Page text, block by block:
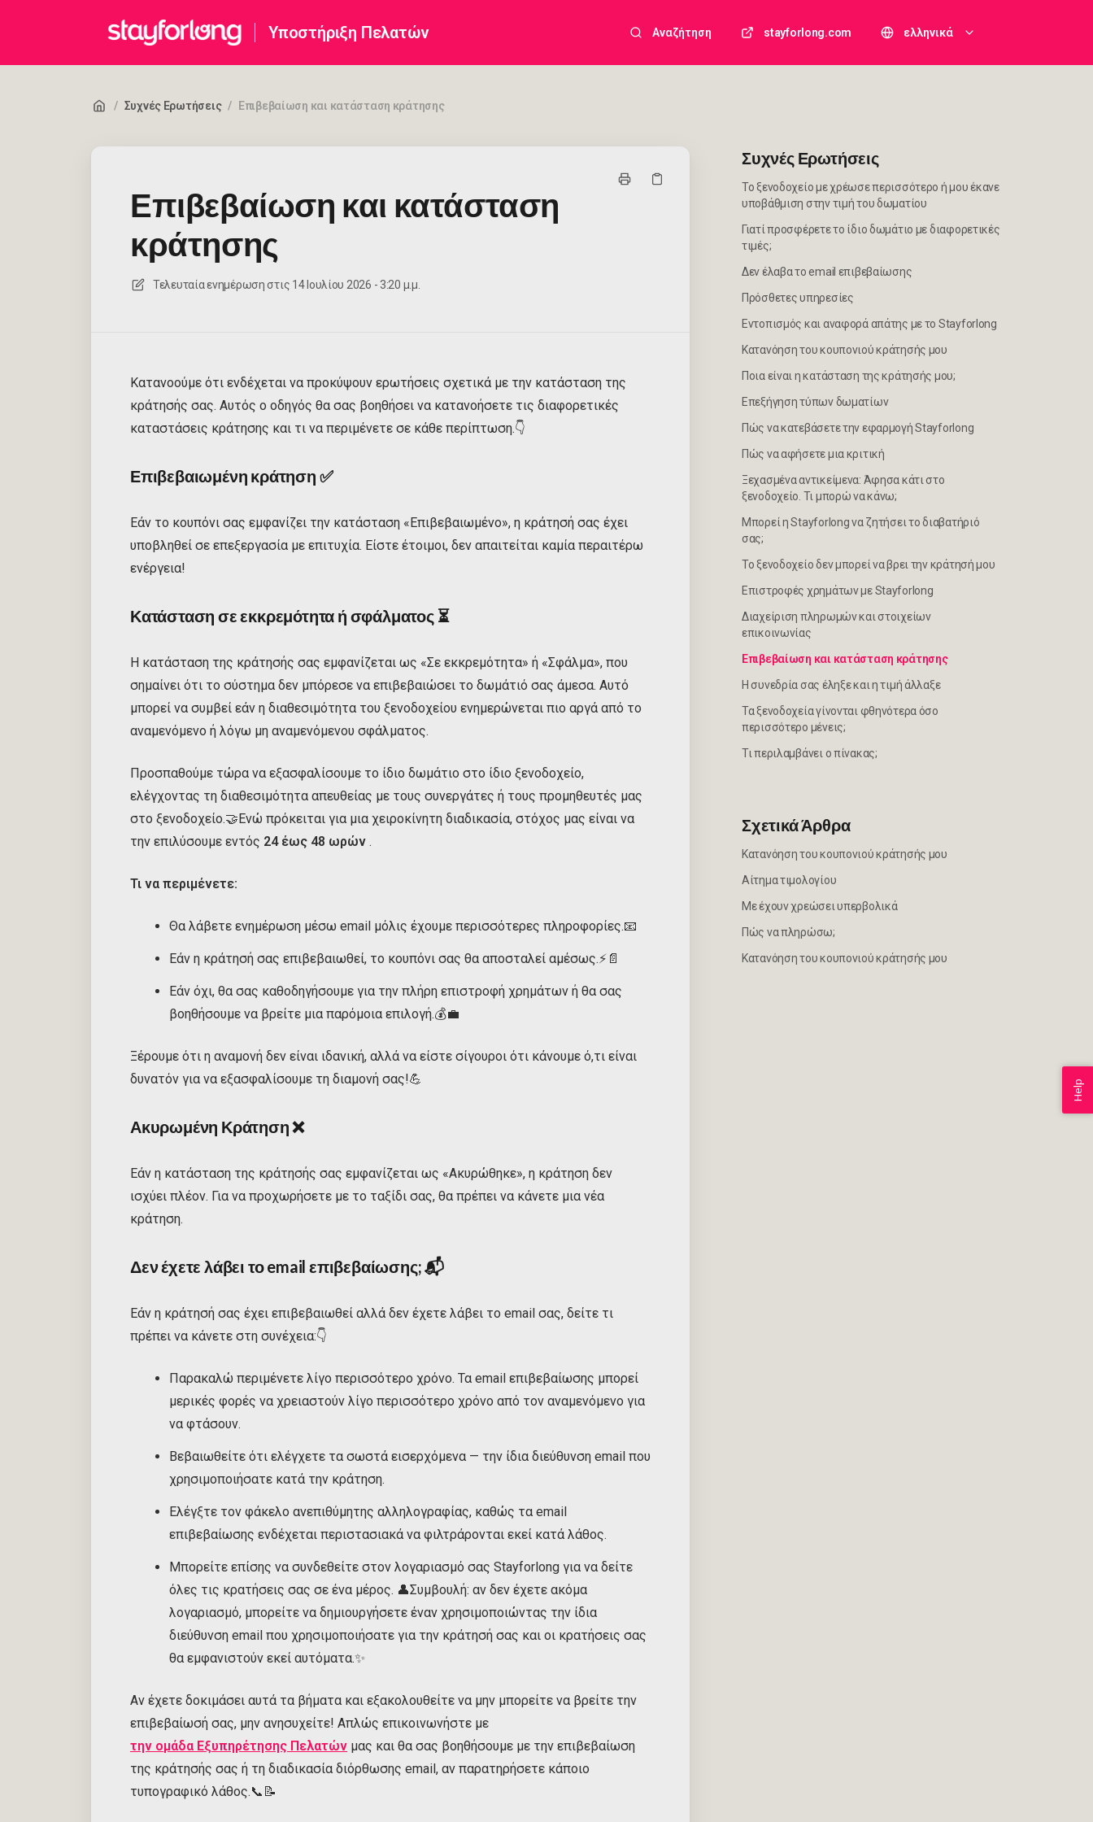
Υποστήριξη Πελατών Αναζήτηση stayforlong.com ελληνικά
/ Συχνές Ερωτήσεις / Επιβεβαίωση και κατάσταση κράτησης
Επιβεβαίωση και κατάσταση
κράτησης
Τελευταία ενημέρωση στις 14 Ιουλίου 2026 - 3:20 μ.μ.
Κατανοούμε ότι ενδέχεται να προκύψουν ερωτήσεις σχετικά με την κατάσταση της
κράτησής σας. Αυτός ο οδηγός θα σας βοηθήσει να κατανοήσετε τις διαφορετικές
καταστάσεις κράτησης και τι να περιμένετε σε κάθε περίπτωση.👇
Επιβεβαιωμένη κράτηση ✅
Εάν το κουπόνι σας εμφανίζει την κατάσταση «Επιβεβαιωμένο», η κράτησή σας έχει
υποβληθεί σε επεξεργασία με επιτυχία. Είστε έτοιμοι, δεν απαιτείται καμία περαιτέρω
ενέργεια!
Κατάσταση σε εκκρεμότητα ή σφάλματος⏳
Η κατάσταση της κράτησής σας εμφανίζεται ως «Σε εκκρεμότητα» ή «Σφάλμα», που
σημαίνει ότι το σύστημα δεν μπόρεσε να επιβεβαιώσει το δωμάτιό σας άμεσα. Αυτό
μπορεί να συμβεί εάν η διαθεσιμότητα του ξενοδοχείου ενημερώνεται πιο αργά από το
αναμενόμενο ή λόγω μη αναμενόμενου σφάλματος.
Προσπαθούμε τώρα να εξασφαλίσουμε το ίδιο δωμάτιο στο ίδιο ξενοδοχείο,
ελέγχοντας τη διαθεσιμότητα απευθείας με τους συνεργάτες ή τους προμηθευτές μας
στο ξενοδοχείο.🤝Ενώ πρόκειται για μια χειροκίνητη διαδικασία, στόχος μας είναι να
την επιλύσουμε εντός 24 έως 48 ωρών .
Τι να περιμένετε:
Θα λάβετε ενημέρωση μέσω email μόλις έχουμε περισσότερες πληροφορίες.📧
Εάν η κράτησή σας επιβεβαιωθεί, το κουπόνι σας θα αποσταλεί αμέσως.⚡📄
Εάν όχι, θα σας καθοδηγήσουμε για την πλήρη επιστροφή χρημάτων ή θα σας
βοηθήσουμε να βρείτε μια παρόμοια επιλογή.💰💼
Ξέρουμε ότι η αναμονή δεν είναι ιδανική, αλλά να είστε σίγουροι ότι κάνουμε ό,τι είναι
δυνατόν για να εξασφαλίσουμε τη διαμονή σας!💪
Ακυρωμένη Κράτηση❌
Εάν η κατάσταση της κράτησής σας εμφανίζεται ως «Ακυρώθηκε», η κράτηση δεν
ισχύει πλέον. Για να προχωρήσετε με το ταξίδι σας, θα πρέπει να κάνετε μια νέα
κράτηση.
Δεν έχετε λάβει το email επιβεβαίωσης;📬
Εάν η κράτησή σας έχει επιβεβαιωθεί αλλά δεν έχετε λάβει το email σας, δείτε τι
πρέπει να κάνετε στη συνέχεια:👇
Παρακαλώ περιμένετε λίγο περισσότερο χρόνο. Τα email επιβεβαίωσης μπορεί
μερικές φορές να χρειαστούν λίγο περισσότερο χρόνο από τον αναμενόμενο για
να φτάσουν.
Βεβαιωθείτε ότι ελέγχετε τα σωστά εισερχόμενα — την ίδια διεύθυνση email που
χρησιμοποιήσατε κατά την κράτηση.
Ελέγξτε τον φάκελο ανεπιθύμητης αλληλογραφίας, καθώς τα email
επιβεβαίωσης ενδέχεται περιστασιακά να φιλτράρονται εκεί κατά λάθος.
Μπορείτε επίσης να συνδεθείτε στον λογαριασμό σας Stayforlong για να δείτε
όλες τις κρατήσεις σας σε ένα μέρος. 👤Συμβουλή: αν δεν έχετε ακόμα
λογαριασμό, μπορείτε να δημιουργήσετε έναν χρησιμοποιώντας την ίδια
διεύθυνση email που χρησιμοποιήσατε για την κράτησή σας και οι κρατήσεις σας
θα εμφανιστούν εκεί αυτόματα.✨
Αν έχετε δοκιμάσει αυτά τα βήματα και εξακολουθείτε να μην μπορείτε να βρείτε την
επιβεβαίωσή σας, μην ανησυχείτε! Απλώς επικοινωνήστε με
την ομάδα Εξυπηρέτησης Πελατών μας και θα σας βοηθήσουμε με την επιβεβαίωση
της κράτησής σας ή τη διαδικασία διόρθωσης email, αν παρατηρήσετε κάποιο
τυπογραφικό λάθος.📞📝
Συχνές Ερωτήσεις
Το ξενοδοχείο με χρέωσε περισσότερο ή μου έκανε
υποβάθμιση στην τιμή του δωματίου
Γιατί προσφέρετε το ίδιο δωμάτιο με διαφορετικές
τιμές;
Δεν έλαβα το email επιβεβαίωσης
Πρόσθετες υπηρεσίες
Εντοπισμός και αναφορά απάτης με το Stayforlong
Κατανόηση του κουπονιού κράτησής μου
Ποια είναι η κατάσταση της κράτησής μου;
Επεξήγηση τύπων δωματίων
Πώς να κατεβάσετε την εφαρμογή Stayforlong
Πώς να αφήσετε μια κριτική
Ξεχασμένα αντικείμενα: Άφησα κάτι στο
ξενοδοχείο. Τι μπορώ να κάνω;
Μπορεί η Stayforlong να ζητήσει το διαβατήριό
σας;
Το ξενοδοχείο δεν μπορεί να βρει την κράτησή μου
Επιστροφές χρημάτων με Stayforlong
Διαχείριση πληρωμών και στοιχείων
επικοινωνίας
Επιβεβαίωση και κατάσταση κράτησης
Η συνεδρία σας έληξε και η τιμή άλλαξε
Τα ξενοδοχεία γίνονται φθηνότερα όσο
περισσότερο μένεις;
Τι περιλαμβάνει ο πίνακας;
Σχετικά Άρθρα
Κατανόηση του κουπονιού κράτησής μου
Αίτημα τιμολογίου
Με έχουν χρεώσει υπερβολικά
Πώς να πληρώσω;
Κατανόηση του κουπονιού κράτησής μου
Help